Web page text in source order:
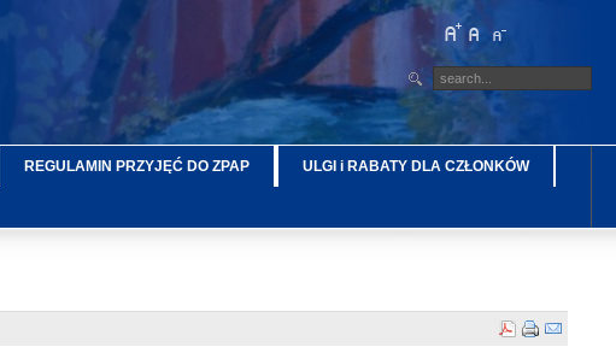
REGULAMIN PRZYJĘĆ DO ZPAP ULGI i RABATY DLA CZŁONKÓW